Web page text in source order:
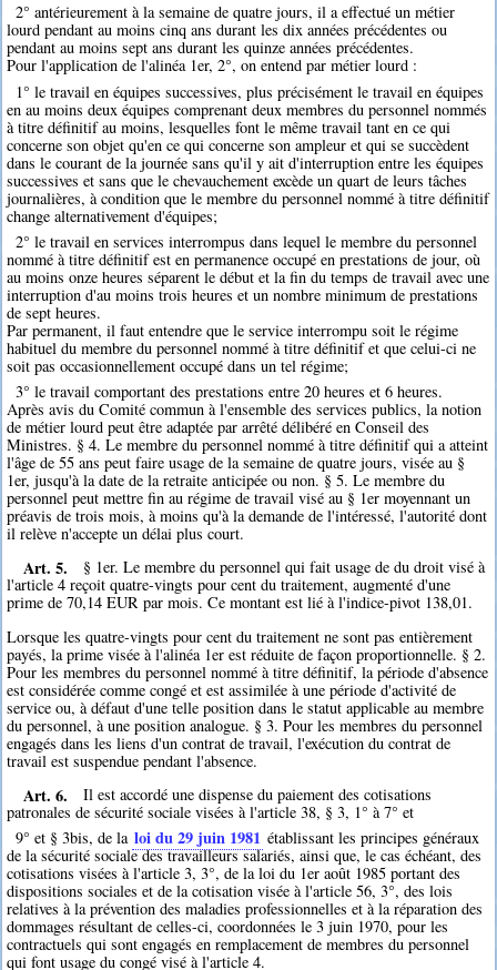
2° antérieurement à la semaine de quatre jours, il a effectué un métier
lourd pendant au moins cinq ans durant les dix années précédentes ou
pendant au moins sept ans durant les quinze années précédentes.
Pour l'application de l'alinéa 1er, 2°, on entend par métier lourd :
1° le travail en équipes successives, plus précisément le travail en équipes
en au moins deux équipes comprenant deux membres du personnel nommés
à titre définitif au moins, lesquelles font le même travail tant en ce qui
concerne son objet qu'en ce qui concerne son ampleur et qui se succèdent
dans le courant de la journée sans qu'il y ait d'interruption entre les équipes
successives et sans que le chevauchement excède un quart de leurs tâches
journalières, à condition que le membre du personnel nommé à titre définitif
change alternativement d'équipes;
2° le travail en services interrompus dans lequel le membre du personnel
nommé à titre définitif est en permanence occupé en prestations de jour, où
au moins onze heures séparent le début et la fin du temps de travail avec une
interruption d'au moins trois heures et un nombre minimum de prestations
de sept heures.
Par permanent, il faut entendre que le service interrompu soit le régime
habituel du membre du personnel nommé à titre définitif et que celui-ci ne
soit pas occasionnellement occupé dans un tel régime;
3° le travail comportant des prestations entre 20 heures et 6 heures.
Après avis du Comité commun à l'ensemble des services publics, la notion
de métier lourd peut être adaptée par arrêté délibéré en Conseil des
Ministres. § 4. Le membre du personnel nommé à titre définitif qui a atteint
l'âge de 55 ans peut faire usage de la semaine de quatre jours, visée au §
1er, jusqu'à la date de la retraite anticipée ou non. § 5. Le membre du
personnel peut mettre fin au régime de travail visé au § 1er moyennant un
préavis de trois mois, à moins qu'à la demande de l'intéressé, l'autorité dont
il relève n'accepte un délai plus court.
Art. 5.
§ 1er. Le membre du personnel qui fait usage de du droit visé à
l'article 4 reçoit quatre-vingts pour cent du traitement, augmenté d'une
prime de 70,14 EUR par mois. Ce montant est lié à l'indice-pivot 138,01.
Lorsque les quatre-vingts pour cent du traitement ne sont pas entièrement
payés, la prime visée à l'alinéa 1er est réduite de façon proportionnelle. § 2.
Pour les membres du personnel nommé à titre définitif, la période d'absence
est considérée comme congé et est assimilée à une période d'activité de
service ou, à défaut d'une telle position dans le statut applicable au membre
du personnel, à une position analogue. § 3. Pour les membres du personnel
engagés dans les liens d'un contrat de travail, l'exécution du contrat de
travail est suspendue pendant l'absence.
Art. 6.
Il est accordé une dispense du paiement des cotisations
patronales de sécurité sociale visées à l'article 38, § 3, 1° à 7° et
9° et § 3bis, de la loi du 29 juin 1981 établissant les principes généraux
de la sécurité sociale des travailleurs salariés, ainsi que, le cas échéant, des
cotisations visées à l'article 3, 3°, de la loi du 1er août 1985 portant des
dispositions sociales et de la cotisation visée à l'article 56, 3°, des lois
relatives à la prévention des maladies professionnelles et à la réparation des
dommages résultant de celles-ci, coordonnées le 3 juin 1970, pour les
contractuels qui sont engagés en remplacement de membres du personnel
qui font usage du congé visé à l'article 4.